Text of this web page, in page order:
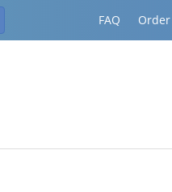
FAQ Order